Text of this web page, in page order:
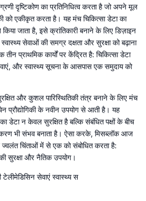
दृष्टिकोण का प्रतिनिधित्व करता है जो अपने मूल
को एकीकृत करता है। यह मंच चिकित्सा डेटा का
जाता है, इसे क्रांतिकारी बनाने के लिए डिज़ाइन
सेवाओं की समग्र दक्षता और सुरक्षा को बढ़ाना
प्राथमिक कार्यों पर केंद्रित है: चिकित्सा डेटा
और स्वास्थ्य सूचना के आसपास एक समुदाय को
और कुशल पारिस्थितिकी तंत्र बनाने के लिए मंच
प्रौद्योगिकी के नवीन उपयोग से आती है। यह
डेटा न केवल सुरक्षित है बल्कि संबंधित पक्षों के बीच
भी संभव बनाता है। ऐसा करके, मिसब्लॉक आज
ज्वलंत चिंताओं में से एक को संबोधित करता है:
सुरक्षा और नैतिक उपयोग।
सेवाएं स्वास्थ्य स